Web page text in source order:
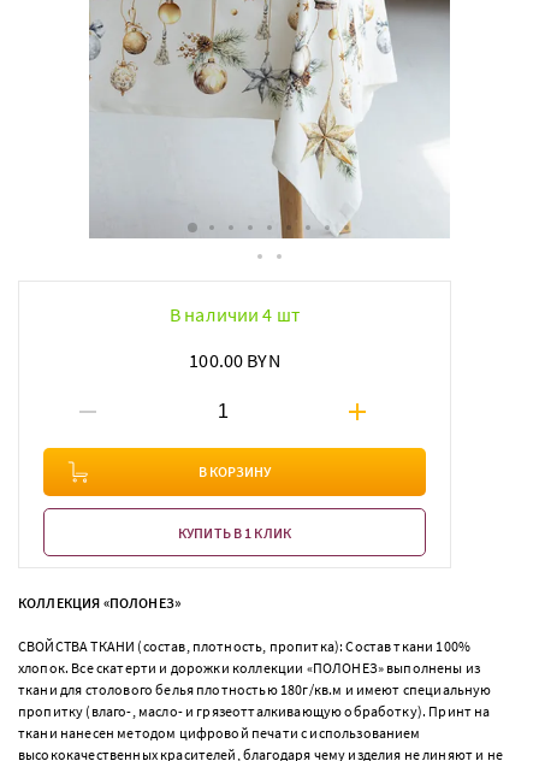
В наличии 4 шт
100.00 BYN
В КОРЗИНУ
КУПИТЬ В 1 КЛИК
КОЛЛЕКЦИЯ «ПОЛОНЕЗ»
СВОЙСТВА ТКАНИ (состав, плотность, пропитка): Состав ткани 100%
хлопок. Все скатерти и дорожки коллекции «ПОЛОНЕЗ» выполнены из
ткани для столового белья плотностью 180г/кв.м и имеют специальную
пропитку (влаго-, масло- и грязеотталкивающую обработку). Принт на
ткани нанесен методом цифровой печати с использованием
высококачественных красителей, благодаря чему изделия не линяют и не